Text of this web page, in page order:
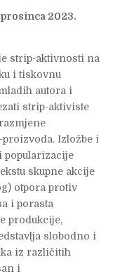
prosinca 2023.
strip-aktivnosti na
i tiskovnu
autora i
strip-aktiviste
Izložbe i
popularizacije
skupne akcije
otpora protiv
i porasta
produkcije,
slobodno i
iz različitih
i